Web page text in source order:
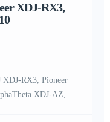
XDJ-RX3,
XDJ-RX3, Pioneer
XDJ-AZ,